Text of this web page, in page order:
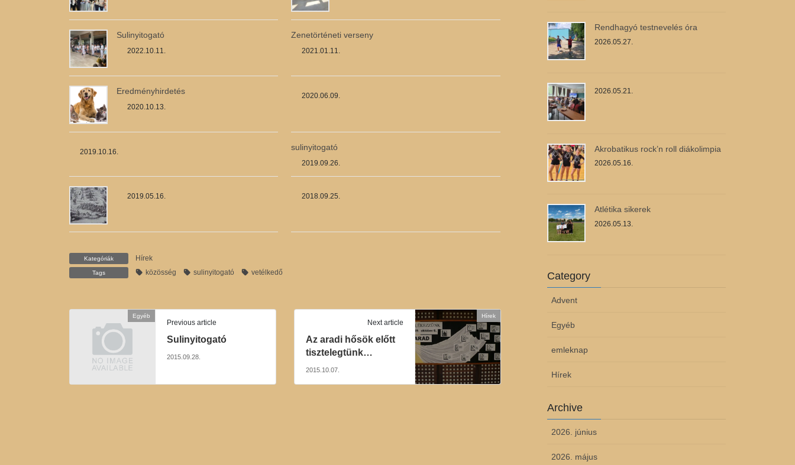
Sulinyitogató
2022.10.11.
Zenetörténeti verseny
2021.01.11.
Eredményhirdetés
2020.10.13.
2020.06.09.
2019.10.16. sulinyitogató
2019.09.26.
2019.05.16. 2018.09.25.
Kategóriák Hírek
Tags közösség sulinyitogató vetélkedő
Egyéb
Previous article
Sulinyitogató
2015.09.28.
Hírek
Next article
Az aradi hősök előtt
tisztelegtünk…
2015.10.07.
Rendhagyó testnevelés óra
2026.05.27.
2026.05.21.
Akrobatikus rock’n roll diákolimpia
2026.05.16.
Atlétika sikerek
2026.05.13.
Category
Advent
Egyéb
emleknap
Hírek
Archive
2026. június
2026. május